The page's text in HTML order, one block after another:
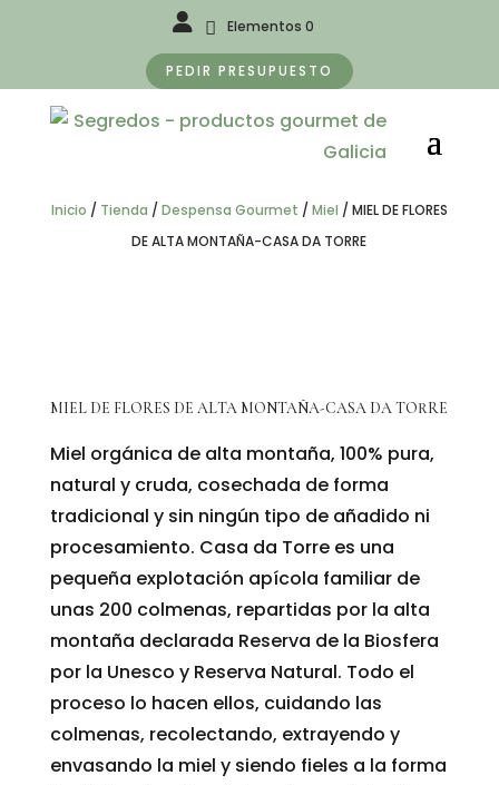
Elementos 0
PEDIR PRESUPUESTO
Inicio / Tienda / Despensa Gourmet / Miel / MIEL DE FLORES
DE ALTA MONTAÑA-CASA DA TORRE
MIEL DE FLORES DE ALTA MONTAÑA-CASA DA TORRE
Miel orgánica de alta montaña, 100% pura,
natural y cruda, cosechada de forma
tradicional y sin ningún tipo de añadido ni
procesamiento. Casa da Torre es una
pequeña explotación apícola familiar de
unas 200 colmenas, repartidas por la alta
montaña declarada Reserva de la Biosfera
por la Unesco y Reserva Natural. Todo el
proceso lo hacen ellos, cuidando las
colmenas, recolectando, extrayendo y
envasando la miel y siendo fieles a la forma